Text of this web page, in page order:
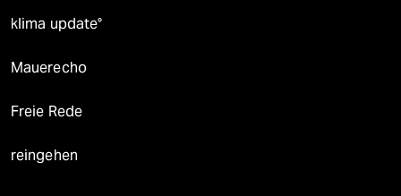
klima update°
Mauerecho
Freie Rede
reingehen